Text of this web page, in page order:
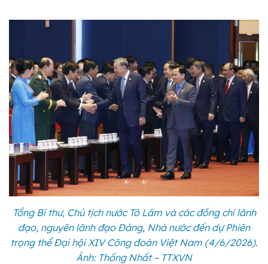
Tổng Bí thư, Chủ tịch nước Tô Lâm và các đồng chí lãnh
đạo, nguyên lãnh đạo Đảng, Nhà nước đến dự Phiên
trọng thể Đại hội XIV Công đoàn Việt Nam (4/6/2026).
Ảnh: Thống Nhất – TTXVN